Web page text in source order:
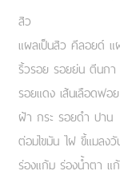
PROCEDURES
สิว
แผลเป็นสิว คีลอยด์ แผ
ริ้วรอย รอยย่น ตีนกา
รอยแดง เส้นเลือดฟอย
ฝ้า กระ รอยดำ ปาน